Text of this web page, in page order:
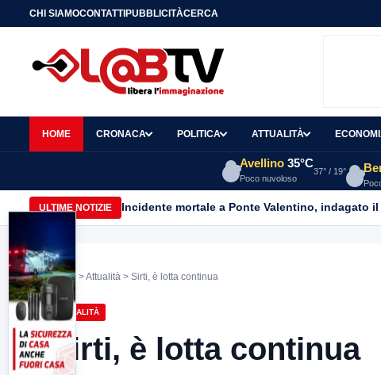
CHI SIAMOCONTATTIPUBBLICITÀCERCA
HOME CRONACA POLITICA ATTUALITÀ
Avellino 35°C
Poco nuvoloso
37° / 19°
ULTIME NOTIZIE Incidente mortale a Ponte Valentino, indagato
Home >Attualità > Sirti, è lotta continua
ATTUALITÀ
Sirti, è lotta continua